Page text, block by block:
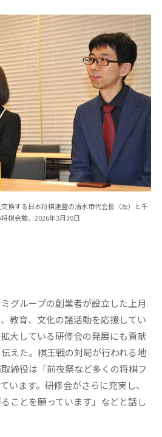
換する日本将棋連盟の清水市代会長（左）と千
棋会館、2026年3月30日
グループの創業者が設立した上月
教育、文化の諸活動を応援してい
大している研修会の発展にも貢献
えた。棋王戦の対局が行われる地
締役は「前夜祭など多くの将棋フ
います。研修会がさらに充実し、
ことを願っています」などと話し